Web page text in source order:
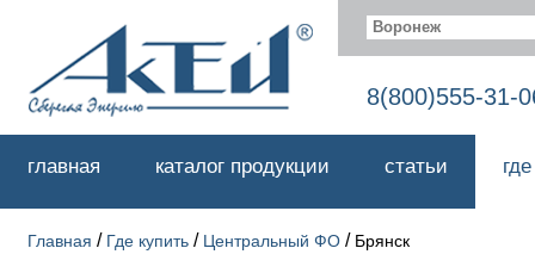
Воронеж
8(800)555-31-
главная каталог продукции статьи
Главная / Где купить / Центральный ФО / Брянск